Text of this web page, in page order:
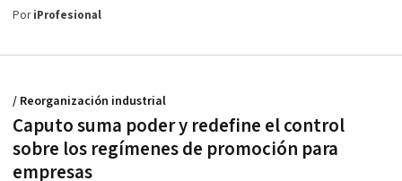
PoriProfesional
Caputo suma poder y redefine el control
sobre los regímenes de promoción para
empresas
/ Reorganización industrial